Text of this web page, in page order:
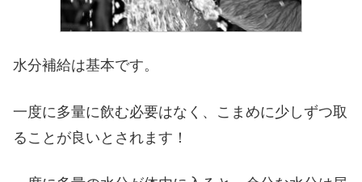
水分補給は基本です。
一度に多量に飲む必要はなく、こまめに少しずつ取
ることが良いとされます！